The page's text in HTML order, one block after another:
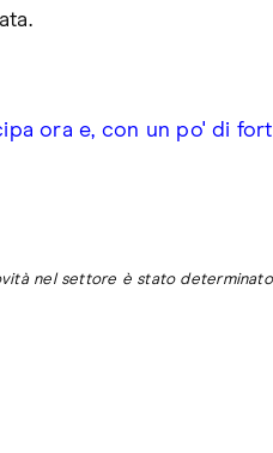
ora e, con un po' di
nel settore è stato